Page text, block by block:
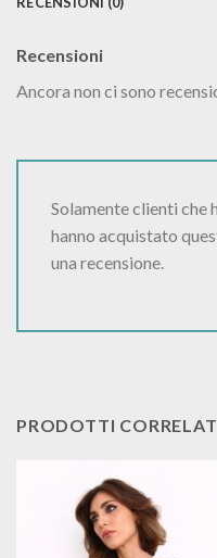
Recensioni
Ancora non ci sono
Solamente clienti che
hanno acquistato
una recensione.
PRODOTTI